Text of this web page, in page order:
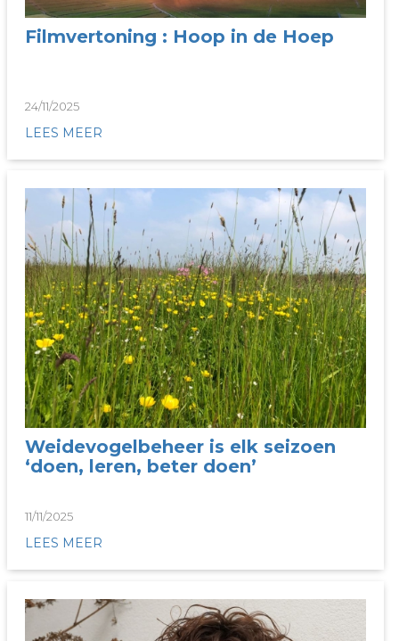
Filmvertoning : Hoop in de Hoep
24/11/2025
LEES MEER
Weidevogelbeheer is elk seizoen
‘doen, leren, beter doen’
11/11/2025
LEES MEER